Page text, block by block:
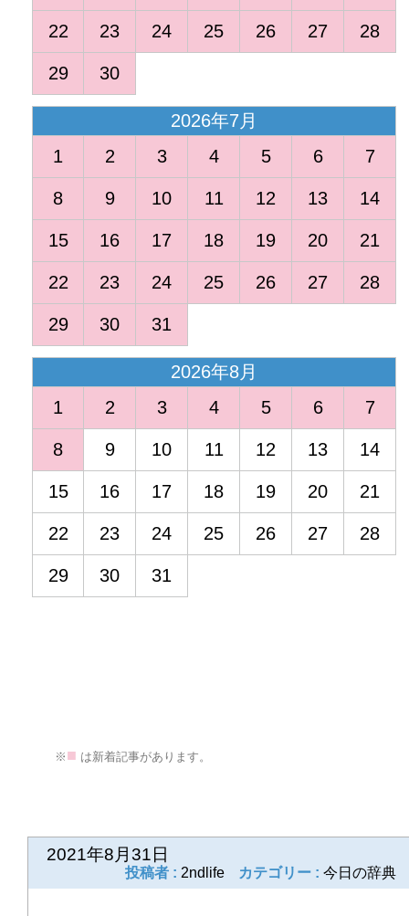
22 23 24 25 26 27 28
29 30
2026年7月
1
2 3 4 5 6 7
8 9 10 11 12 13 14
15 16 17 18 19 20 21
22 23 24 25 26 27 28
29 30 31
2026年8月
1
2 3 4 5 6 7
8 9 10 11 12 13 14
15 16 17 18 19 20 21
22 23 24 25 26 27 28
29 30 31
※ ■ は新着記事があります。
2021年8月31日
投稿者 : 2ndlife カテゴリー : 今日の辞典